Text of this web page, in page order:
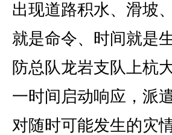
出现道路积水、滑坡
就是命令、时间就是
防总队龙岩支队上杭
一时间启动响应，派
对随时可能发生的灾